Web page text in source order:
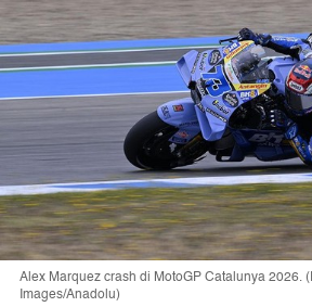
Alex Marquez crash di MotoGP Catalunya 2026.
Images/Anadolu)